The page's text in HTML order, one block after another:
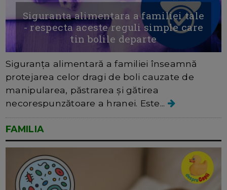
Siguranta alimentara a familiei tale
- respecta aceste reguli simple care
tin bolile departe
Siguranța alimentară a familiei înseamnă
protejarea celor dragi de boli cauzate de
manipularea, păstrarea și gătirea
necorespunzătoare a hranei. Este...
FAMILIA